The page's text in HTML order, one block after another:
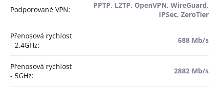
Podporované VPN:
PPTP, L2TP, OpenVPN, WireGuard,
IPSec, ZeroTier
Přenosová rychlost
- 2.4GHz:
688 Mb/s
Přenosová rychlost
- 5GHz:
2882 Mb/s